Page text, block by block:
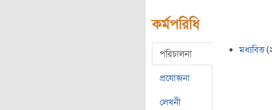
কর্মপরিধি
পরিচালনা
প্রযোজনা
লেখনী
মধ্যবিত্ত(